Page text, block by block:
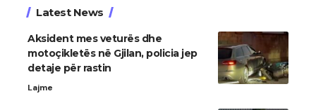
Latest News
Aksident mes veturës dhe
motoçikletës në Gjilan, policia jep
detaje për rastin
Lajme